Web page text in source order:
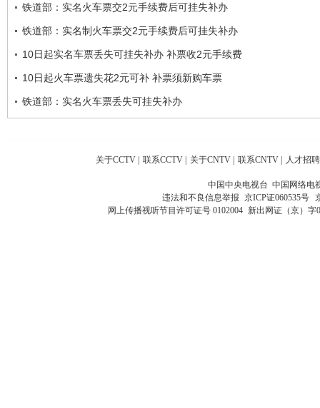
铁道部：实名火车票交2元手续费后可挂失补办
铁道部：实名制火车票交2元手续费后可挂失补办
10日起实名车票丢失可挂失补办 补票收2元手续费
10日起火车票遗失花2元可补 补票须新购车票
铁道部：实名火车票丢失可挂失补办
关于CCTV | 联系CCTV | 关于CNTV | 联系CNTV | 人才招聘
中国中央电视台 中国网络电
违法和不良信息举报 京ICP证060535号
网上传播视听节目许可证号 0102004 新出网证（京）